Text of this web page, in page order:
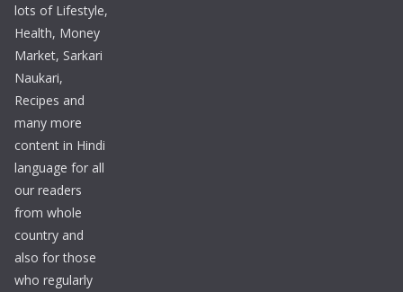
lots of Lifestyle,
Health, Money
Market, Sarkari
Naukari,
Recipes and
many more
content in Hindi
language for all
our readers
from whole
country and
also for those
who regularly